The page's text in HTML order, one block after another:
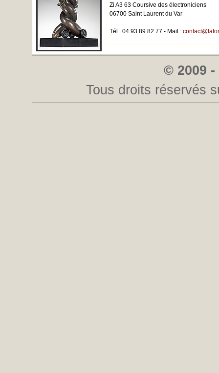
Zi A3 63 Coursive des électroniciens
06700 Saint Laurent du Var
Tél : 04 93 89 82 77 - Mail :
© 2009
Tous droits réservés